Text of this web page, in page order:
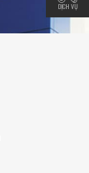
DỊCH VỤ